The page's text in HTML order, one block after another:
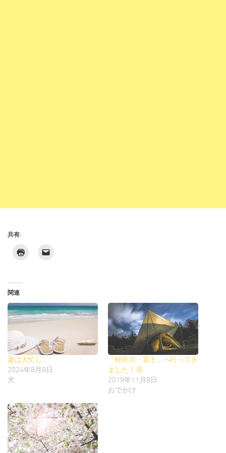
共有:
関連
夏は大忙し。
2024年8月8日
犬
「軽井沢・富士」へ行ってき
ました！④
2019年11月8日
おでかけ